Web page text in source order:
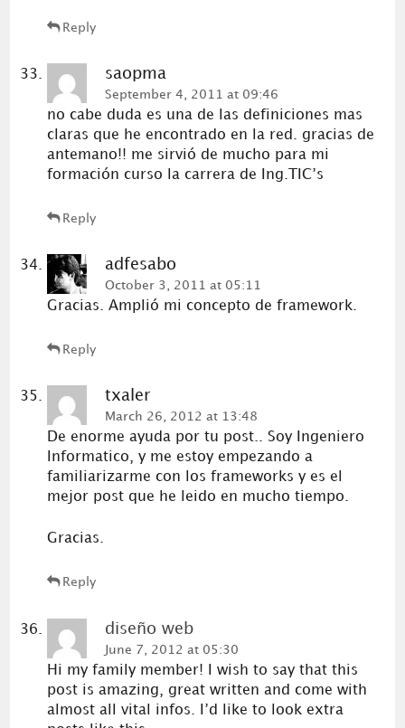
Reply
saopma
September 4, 2011 at 09:46
no cabe duda es una de las definiciones mas
claras que he encontrado en la red. gracias de
antemano!! me sirvió de mucho para mi
formación curso la carrera de Ing.TIC’s
Reply
adfesabo
October 3, 2011 at 05:11
Gracias. Amplió mi concepto de framework.
Reply
txaler
March 26, 2012 at 13:48
De enorme ayuda por tu post.. Soy Ingeniero
Informatico, y me estoy empezando a
familiarizarme con los frameworks y es el
mejor post que he leido en mucho tiempo.
Gracias.
Reply
diseño web
June 7, 2012 at 05:30
Hi my family member! I wish to say that this
post is amazing, great written and come with
almost all vital infos. I’d like to look extra